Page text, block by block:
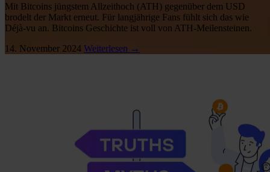
Mit Bitcoins jüngstem Allzeithoch (ATH) gegenüber dem USD
brodelt der Markt erneut. Für langjährige Fans fühlt sich das wie
Déjà-vu an. Bitcoins Geschichte ist voll von ATH-Meilensteinen.
14. November 2024 Weiterlesen →